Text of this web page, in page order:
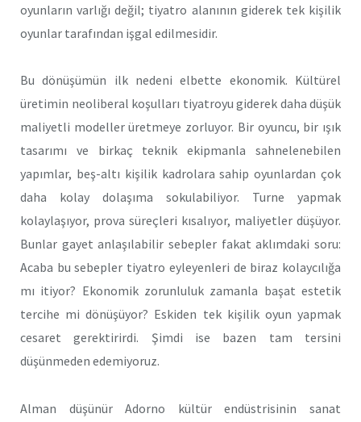
oyunların varlığı değil; tiyatro alanının giderek tek kişilik
oyunlar tarafından işgal edilmesidir.
Bu dönüşümün ilk nedeni elbette ekonomik. Kültürel
üretimin neoliberal koşulları tiyatroyu giderek daha düşük
maliyetli modeller üretmeye zorluyor. Bir oyuncu, bir ışık
tasarımı ve birkaç teknik ekipmanla sahnelenebilen
yapımlar, beş-altı kişilik kadrolara sahip oyunlardan çok
daha kolay dolaşıma sokulabiliyor. Turne yapmak
kolaylaşıyor, prova süreçleri kısalıyor, maliyetler düşüyor.
Bunlar gayet anlaşılabilir sebepler fakat aklımdaki soru:
Acaba bu sebepler tiyatro eyleyenleri de biraz kolaycılığa
mı itiyor? Ekonomik zorunluluk zamanla başat estetik
tercihe mi dönüşüyor? Eskiden tek kişilik oyun yapmak
cesaret gerektirirdi. Şimdi ise bazen tam tersini
düşünmeden edemiyoruz.
Alman düşünür Adorno kültür endüstrisinin sanat